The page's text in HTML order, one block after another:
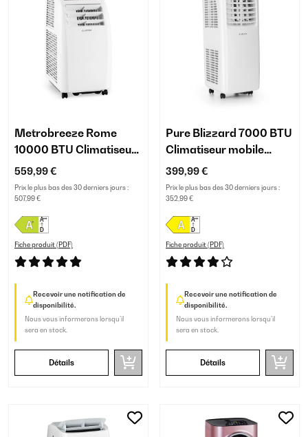
Metrobreeze Rome
10000 BTU Climatiseur
mobile Blanc
559,99 €
Prix le plus bas des 30 derniers jours :
507,99 €
Fiche produit (PDF)
Recevoir une notification de
disponibilité.
Nous vous informerons lorsqu’il
sera en stock.
Détails
Pure Blizzard 7000 BTU
Climatiseur mobile
Blanc
399,99 €
Prix le plus bas des 30 derniers jours :
352,99 €
Fiche produit (PDF)
Recevoir une notification de
disponibilité.
Nous vous informerons lorsqu’il
sera en stock.
Détails